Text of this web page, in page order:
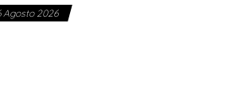
Agosto 2026